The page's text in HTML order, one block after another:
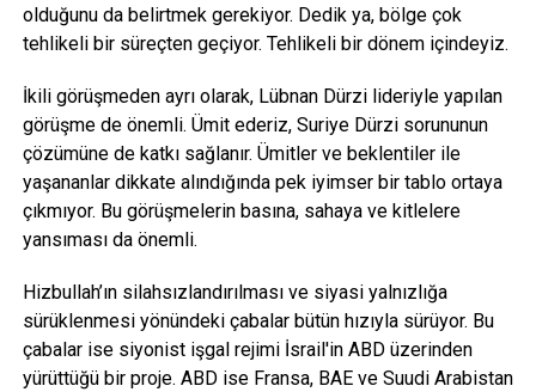
olduğunu da belirtmek gerekiyor. Dedik ya, bölge çok
tehlikeli bir süreçten geçiyor. Tehlikeli bir dönem içindeyiz.
İkili görüşmeden ayrı olarak, Lübnan Dürzi lideriyle yapılan
görüşme de önemli. Ümit ederiz, Suriye Dürzi sorununun
çözümüne de katkı sağlanır. Ümitler ve beklentiler ile
yaşananlar dikkate alındığında pek iyimser bir tablo ortaya
çıkmıyor. Bu görüşmelerin basına, sahaya ve kitlelere
yansıması da önemli.
Hizbullah’ın silahsızlandırılması ve siyasi yalnızlığa
sürüklenmesi yönündeki çabalar bütün hızıyla sürüyor. Bu
çabalar ise siyonist işgal rejimi İsrail'in ABD üzerinden
yürüttüğü bir proje. ABD ise Fransa, BAE ve Suudi Arabistan